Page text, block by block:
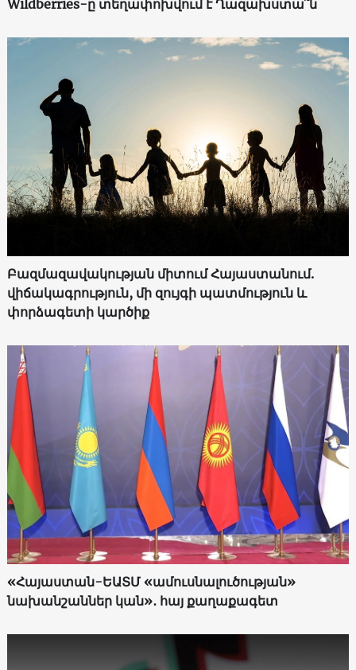
Wildberries-ը տեղափոխվում է Ղազախստա՞ն
Բազմազավակության միտում Հայաստանում.
վիճակագրություն, մի զույգի պատմություն և
փորձագետի կարծիք
«Հայաստան-ԵԱՏՄ «ամուսնալուծության»
նախանշաններ կան»․ հայ քաղաքագետ